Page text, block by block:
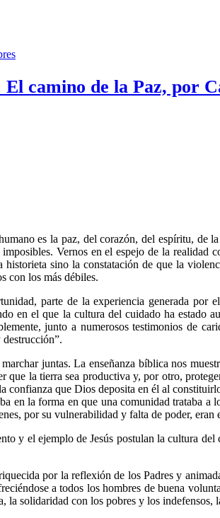
camino de la Paz, por
es la paz, del corazón, del espíritu, de
Vernos en el espejo de la
historieta sino la constatación de que la
con los más débiles.
parte de la experiencia generada
en el que la cultura del cuidado ha estado
junto a numerosos testimonios de
juntas. La enseñanza bíblica nos
que la tierra sea productiva y, por otro,
confianza que Dios deposita en él al
en la forma en que una comunidad trataba
por su vulnerabilidad y falta de poder,
y el ejemplo de Jesús postulan la cultura
por la reflexión de los Padres y
a todos los hombres de buena
la solidaridad con los pobres y los